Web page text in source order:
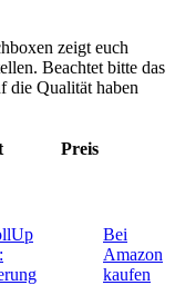
zeigt euch
Beachtet bitte das
die Qualität haben
Preis
Bei
Amazon
kaufen